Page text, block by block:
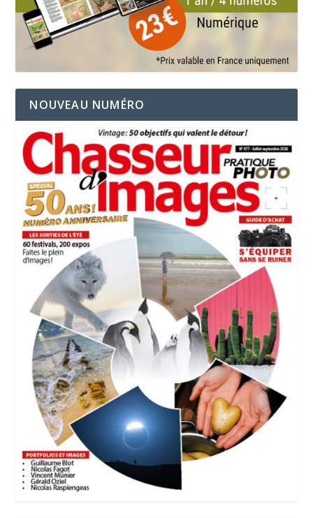
NOUVEAU NUMÉRO